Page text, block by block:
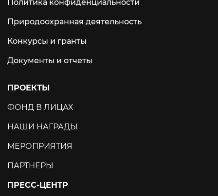
Политика конфиденциальности
Природоохранная деятельность
Конкурсы и гранты
Документы и отчеты
ПРОЕКТЫ
ФОНД В ЛИЦАХ
НАШИ НАГРАДЫ
МЕРОПРИЯТИЯ
ПАРТНЕРЫ
ПРЕСС-ЦЕНТР